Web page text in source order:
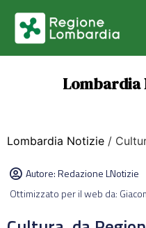
Lombardia
Lombardia Notizie /
Autore:Redazione LNotizie
Ottimizzato per il web da: